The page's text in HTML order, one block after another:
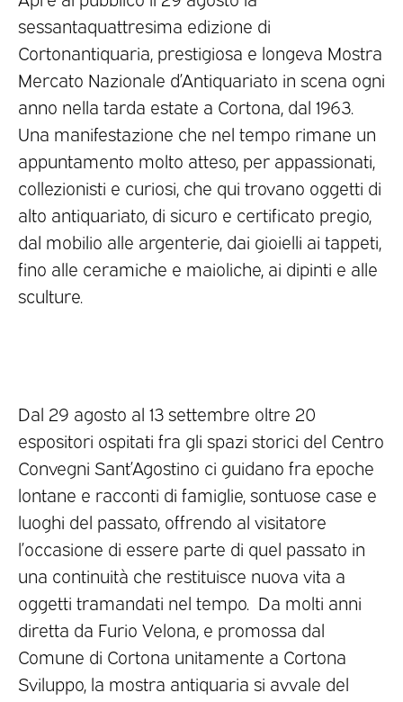
sessantaquattresima edizione di
Cortonantiquaria, prestigiosa e longeva Mostra
Mercato Nazionale d’Antiquariato in scena ogni
anno nella tarda estate a Cortona, dal 1963.
Una manifestazione che nel tempo rimane un
appuntamento molto atteso, per appassionati,
collezionisti e curiosi, che qui trovano oggetti di
alto antiquariato, di sicuro e certificato pregio,
dal mobilio alle argenterie, dai gioielli ai tappeti,
fino alle ceramiche e maioliche, ai dipinti e alle
sculture.
Dal 29 agosto al 13 settembre oltre 20
espositori ospitati fra gli spazi storici del Centro
Convegni Sant’Agostino ci guidano fra epoche
lontane e racconti di famiglie, sontuose case e
luoghi del passato, offrendo al visitatore
l’occasione di essere parte di quel passato in
una continuità che restituisce nuova vita a
oggetti tramandati nel tempo. Da molti anni
diretta da Furio Velona, e promossa dal
Comune di Cortona unitamente a Cortona
Sviluppo, la mostra antiquaria si avvale del